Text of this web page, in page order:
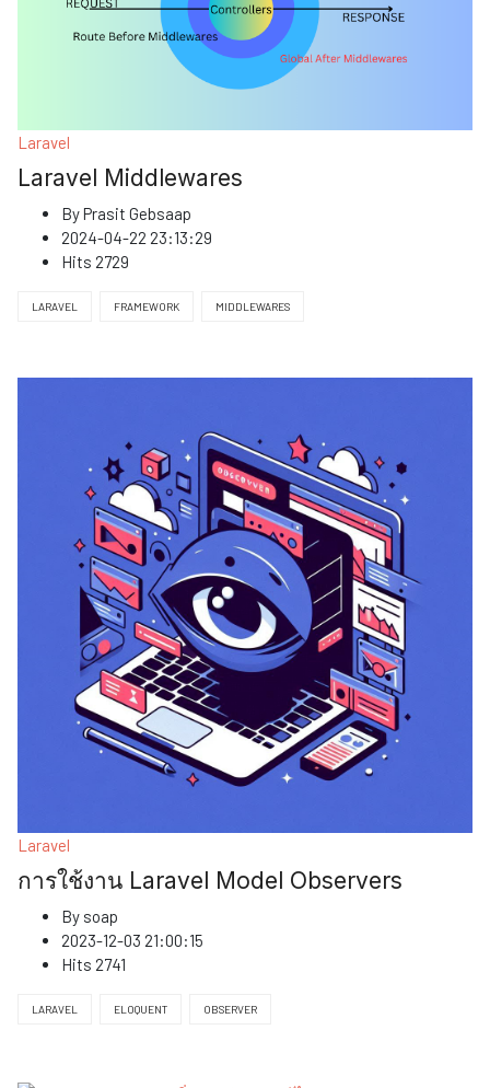
Laravel
Laravel Middlewares
ByPrasit Gebsaap
2024-04-22 23:13:29
Hits 2729
LARAVEL FRAMEWORK MIDDLEWARES
Laravel
การใช้งาน Laravel Model Observers
By soap
2023-12-03 21:00:15
Hits 2741
LARAVEL ELOQUENT OBSERVER